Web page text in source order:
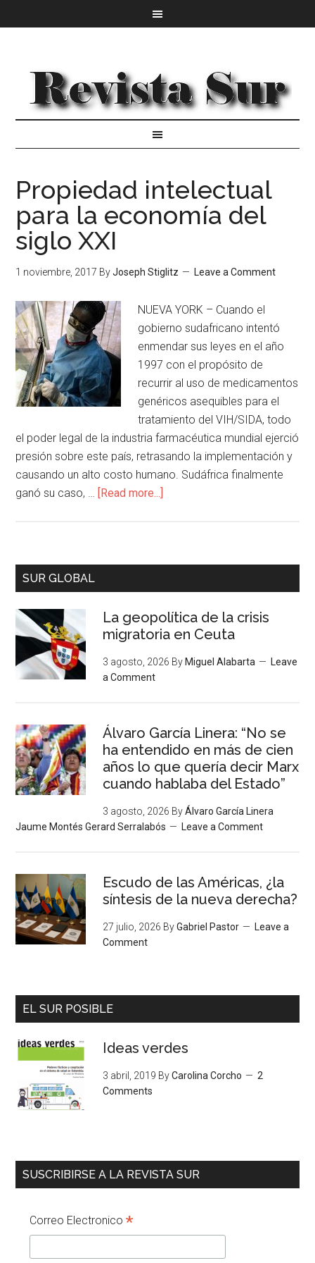
Propiedad intelectual
para la economía del
siglo XXI
1 noviembre, 2017 ByJoseph Stiglitz Leave a Comment
NUEVA YORK – Cuando el
gobierno sudafricano intentó
enmendar sus leyes en el año
1997 con el propósito de
recurrir al uso de medicamentos
genéricos asequibles para el
tratamiento del VIH/SIDA, todo
el poder legal de la industria farmacéutica mundial ejerció
presión sobre este país, retrasando la implementación y
causando un alto costo humano. Sudáfrica finalmente
ganó su caso, … [Read more...]
SUR GLOBAL
La geopolítica de la crisis
migratoria en Ceuta
3 agosto, 2026 By Miguel Alabarta
Leave
a Comment
Álvaro García Linera: “No se
ha entendido en más de cien
años lo que quería decir Marx
cuando hablaba del Estado”
3 agosto, 2026 ByÁlvaro García Linera
Jaume Montés Gerard Serralabós
Leave a Comment
Escudo de las Américas, ¿la
síntesis de la nueva derecha?
27 julio, 2026 ByGabriel Pastor
Leave a
Comment
EL SUR POSIBLE
Ideas verdes
3 abril, 2019 ByCarolina Corcho
2
Comments
SUSCRIBIRSE A LA REVISTA SUR
Correo Electronico*